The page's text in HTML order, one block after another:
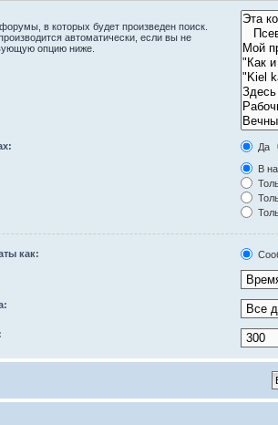
в которых будет произведен поиск.
автоматически, если вы не
опцию ниже.
Да
В
как: